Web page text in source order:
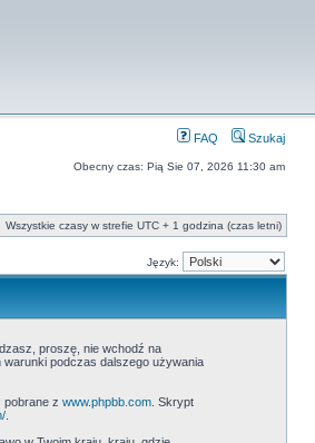
FAQ Szukaj
Obecny czas: Pią Sie 07, 2026 11:30 am
Wszystkie czasy w strefie UTC + 1 godzina (czas letni)
Język:
proszę, nie wchodź na
podczas dalszego używania
pobrane z www.phpbb.com. Skrypt
.